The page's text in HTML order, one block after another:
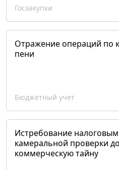
Госзакупки
Отражение операций по
пени
Бюджетный учет
Истребование
камеральной проверки
коммерческую тайну